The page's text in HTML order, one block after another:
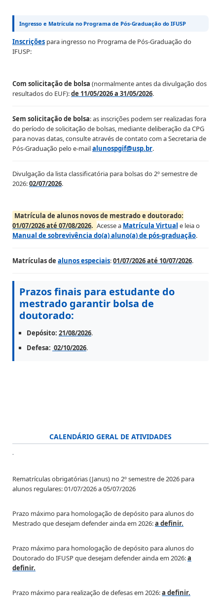
Ingresso e Matrícula no Programa de Pós-Graduação do IFUSP
Inscrições para ingresso no Programa de Pós-Graduação do
IFUSP:
Com solicitação de bolsa (normalmente antes da divulgação dos
resultados do EUF):de 11/05/2026 a 31/05/2026.
Sem solicitação de bolsa: as inscrições podem ser realizadas fora
do período de solicitação de bolsas, mediante deliberação da CPG
para novas datas, consulte através de contato com a Secretaria de
Pós-Graduação pelo e-mailalunospgif@usp.br.
Divulgação da lista classificatória para bolsas do 2º semestre de
2026:02/07/2026.
Matrícula de alunos novos de mestrado e doutorado:
01/07/2026 até 07/08/2026. Acesse a Matrícula Virtual e leia o
Manual de sobrevivência do(a) aluno(a) de pós-graduação.
Matrículas de alunos especiais:01/07/2026 até 10/07/2026.
Prazos finais para estudante do
mestrado garantir bolsa de
doutorado:
Depósito: 21/08/2026.
Defesa: 02/10/2026.
CALENDÁRIO GERAL DE ATIVIDADES
Rematrículas obrigatórias (Janus) no 2º semestre de 2026 para
alunos regulares: 01/07/2026 a 05/07/2026
Prazo máximo para homologação de depósito para alunos do
Mestrado que desejam defender ainda em 2026:a definir.
Prazo máximo para homologação de depósito para alunos do
Doutorado do IFUSP que desejam defender ainda em 2026:a
definir.
Prazo máximo para realização de defesas em 2026:a definir.